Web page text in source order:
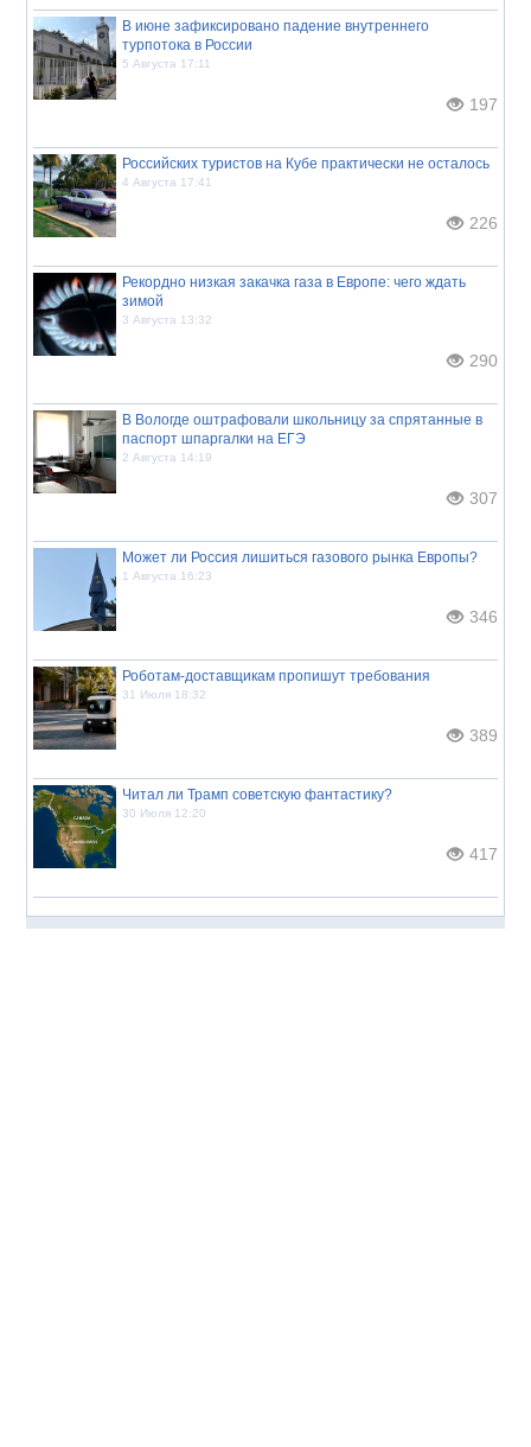
В июне зафиксировано падение внутреннего
турпотока в России
5 Августа 17:11
197
Российских туристов на Кубе практически не осталось
4 Августа 17:41
226
Рекордно низкая закачка газа в Европе: чего ждать
зимой
3 Августа 13:32
290
В Вологде оштрафовали школьницу за спрятанные в
паспорт шпаргалки на ЕГЭ
2 Августа 14:19
307
Может ли Россия лишиться газового рынка Европы?
1 Августа 16:23
346
Роботам-доставщикам пропишут требования
31 Июля 18:32
389
Читал ли Трамп советскую фантастику?
30 Июля 12:20
417